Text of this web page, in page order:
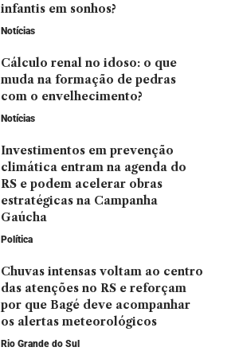
infantis em sonhos?
Notícias
Cálculo renal no idoso: o que
muda na formação de pedras
com o envelhecimento?
Notícias
Investimentos em prevenção
climática entram na agenda do
RS e podem acelerar obras
estratégicas na Campanha
Gaúcha
Política
Chuvas intensas voltam ao centro
das atenções no RS e reforçam
por que Bagé deve acompanhar
os alertas meteorológicos
Rio Grande do Sul